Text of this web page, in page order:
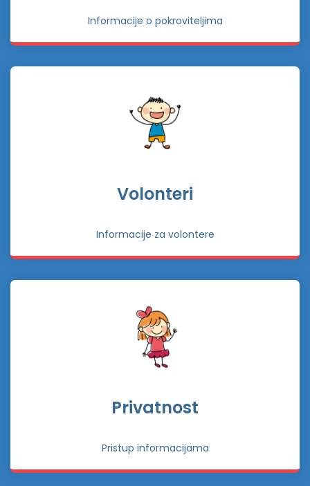
Informacije o pokroviteljima
Volonteri
Informacije za volontere
Privatnost
Pristup informacijama